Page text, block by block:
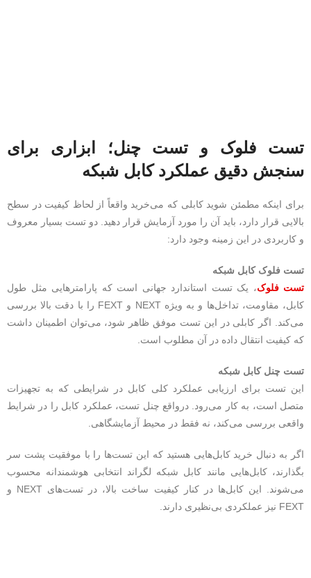
تست فلوک و تست چنل؛ ابزاری برای
سنجش دقیق عملکرد کابل شبکه
برای اینکه مطمئن شوید کابلی که می‌خرید واقعاً از لحاظ کیفیت در سطح
بالایی قرار دارد، باید آن را مورد آزمایش قرار دهید. دو تست بسیار معروف
و کاربردی در این زمینه وجود دارد:
تست فلوک کابل شبکه
تست فلوک، یک تست استاندارد جهانی است که پارامترهایی مثل طول
کابل، مقاومت، تداخل‌ها و به‌ ویژه NEXT و FEXT را با دقت بالا بررسی
می‌کند. اگر کابلی در این تست موفق ظاهر شود، می‌توان اطمینان داشت
که کیفیت انتقال داده در آن مطلوب است.
تست چنل کابل شبکه
این تست برای ارزیابی عملکرد کلی کابل در شرایطی که به تجهیزات
متصل است، به کار می‌رود. درواقع چنل تست، عملکرد کابل را در شرایط
واقعی بررسی می‌کند، نه فقط در محیط آزمایشگاهی.
اگر به دنبال خرید کابل‌هایی هستید که این تست‌ها را با موفقیت پشت سر
بگذارند، کابل‌هایی مانند کابل شبکه لگراند انتخابی هوشمندانه محسوب
می‌شوند. این کابل‌ها در کنار کیفیت ساخت بالا، در تست‌های NEXT و
FEXT نیز عملکردی بی‌نظیری دارند.